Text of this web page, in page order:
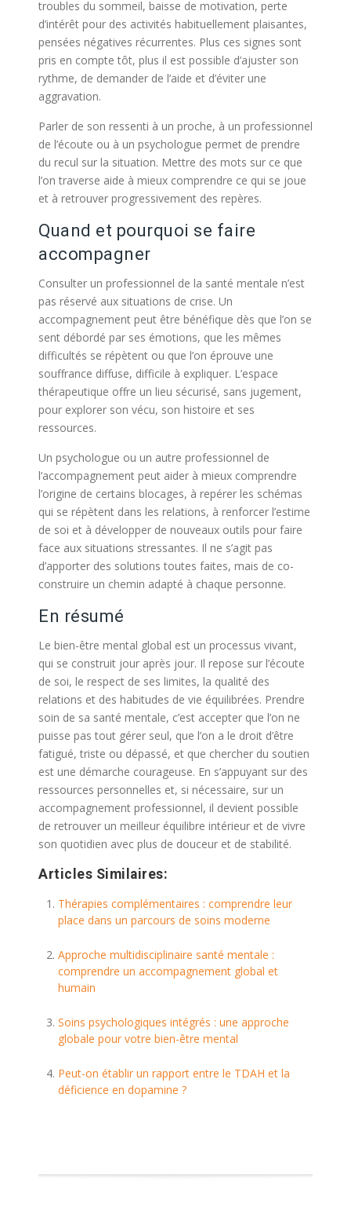
troubles du sommeil, baisse de motivation, perte
d’intérêt pour des activités habituellement plaisantes,
pensées négatives récurrentes. Plus ces signes sont
pris en compte tôt, plus il est possible d’ajuster son
rythme, de demander de l’aide et d’éviter une
aggravation.
Parler de son ressenti à un proche, à un professionnel
de l’écoute ou à un psychologue permet de prendre
du recul sur la situation. Mettre des mots sur ce que
l’on traverse aide à mieux comprendre ce qui se joue
et à retrouver progressivement des repères.
Quand et pourquoi se faire
accompagner
Consulter un professionnel de la santé mentale n’est
pas réservé aux situations de crise. Un
accompagnement peut être bénéfique dès que l’on se
sent débordé par ses émotions, que les mêmes
difficultés se répètent ou que l’on éprouve une
souffrance diffuse, difficile à expliquer. L’espace
thérapeutique offre un lieu sécurisé, sans jugement,
pour explorer son vécu, son histoire et ses
ressources.
Un psychologue ou un autre professionnel de
l’accompagnement peut aider à mieux comprendre
l’origine de certains blocages, à repérer les schémas
qui se répètent dans les relations, à renforcer l’estime
de soi et à développer de nouveaux outils pour faire
face aux situations stressantes. Il ne s’agit pas
d’apporter des solutions toutes faites, mais de co-
construire un chemin adapté à chaque personne.
En résumé
Le bien-être mental global est un processus vivant,
qui se construit jour après jour. Il repose sur l’écoute
de soi, le respect de ses limites, la qualité des
relations et des habitudes de vie équilibrées. Prendre
soin de sa santé mentale, c’est accepter que l’on ne
puisse pas tout gérer seul, que l’on a le droit d’être
fatigué, triste ou dépassé, et que chercher du soutien
est une démarche courageuse. En s’appuyant sur des
ressources personnelles et, si nécessaire, sur un
accompagnement professionnel, il devient possible
de retrouver un meilleur équilibre intérieur et de vivre
son quotidien avec plus de douceur et de stabilité.
Articles Similaires:
Thérapies complémentaires : comprendre leur
place dans un parcours de soins moderne
Approche multidisciplinaire santé mentale :
comprendre un accompagnement global et
humain
Soins psychologiques intégrés : une approche
globale pour votre bien-être mental
Peut-on établir un rapport entre le TDAH et la
déficience en dopamine ?